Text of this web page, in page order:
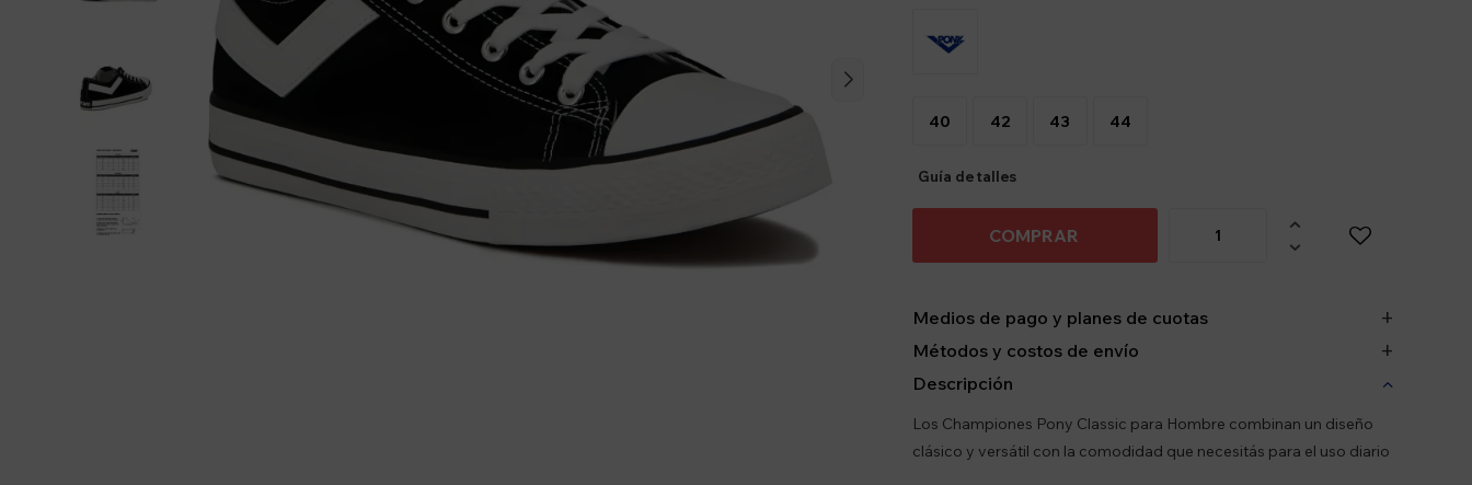
40 42 43 44
Guía de talles
COMPRAR


Medios de pago y planes de cuotas
Métodos y costos de envío
Descripción
Los Championes Pony Classic para Hombre combinan un diseño
clásico y versátil con la comodidad que necesitás para el uso diario